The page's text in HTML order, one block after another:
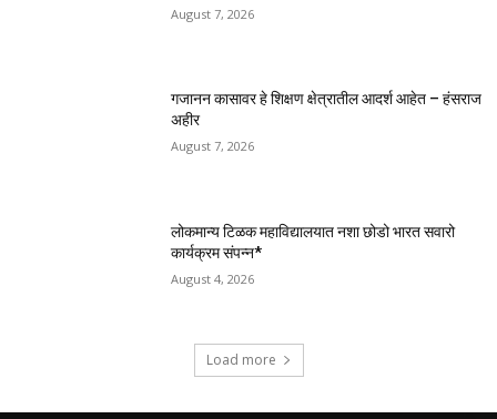
August 7, 2026
गजानन कासावर हे शिक्षण क्षेत्रातील आदर्श आहेत – हंसराज
अहीर
August 7, 2026
लोकमान्य टिळक महाविद्यालयात नशा छोडो भारत सवारो
कार्यक्रम संपन्न*
August 4, 2026
Load more